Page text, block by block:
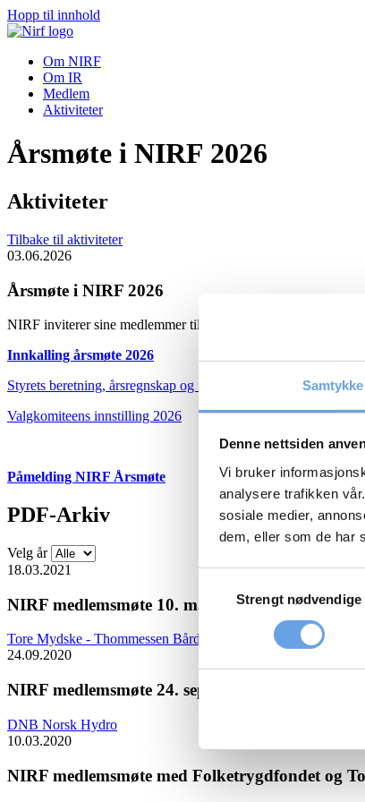
Samtykke
Denne nettsiden
Vi bruker
analysere trafikken
sosiale medier,
dem, eller som de har
Strengt nødvendige
Hopp til innhold
Om NIRF
Om IR
Medlem
Aktiviteter
Årsmøte i NIRF 2026
Aktiviteter
Tilbake til aktiviteter
03.06.2026
Årsmøte i NIRF 2026
NIRF inviterer sine medlemmer til Årsmøte, onsdag 3. juni
Innkalling årsmøte 2026
Styrets beretning, årsregnskap og revisjonsberetning
Valgkomiteens innstilling 2026
Påmelding NIRF Årsmøte
PDF-Arkiv
Velg år
18.03.2021
NIRF medlemsmøte 10. mars 2021
Tore Mydske - Thommessen Bård Bringedal - Storebrand
24.09.2020
NIRF medlemsmøte 24. september – Teams
DNB Norsk Hydro
10.03.2020
NIRF medlemsmøte med Folketrygdfondet og